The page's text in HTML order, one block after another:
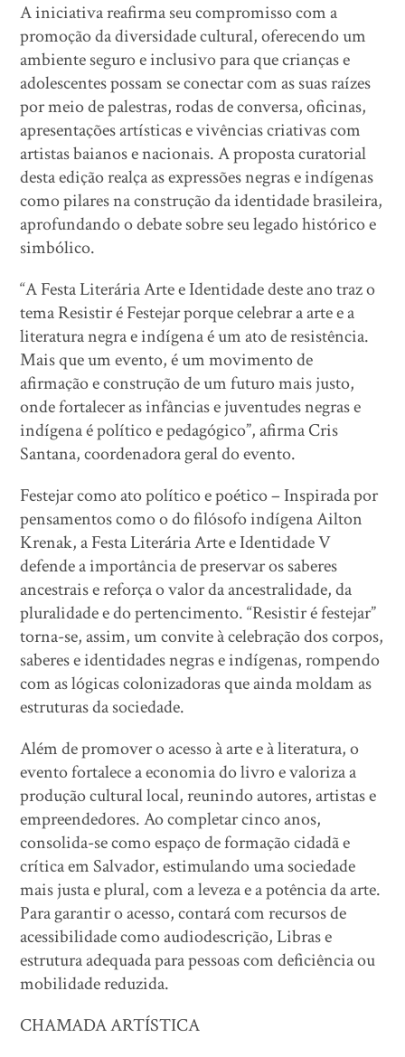
A iniciativa reafirma seu compromisso com a
promoção da diversidade cultural, oferecendo um
ambiente seguro e inclusivo para que crianças e
adolescentes possam se conectar com as suas raízes
por meio de palestras, rodas de conversa, oficinas,
apresentações artísticas e vivências criativas com
artistas baianos e nacionais. A proposta curatorial
desta edição realça as expressões negras e indígenas
como pilares na construção da identidade brasileira,
aprofundando o debate sobre seu legado histórico e
simbólico.
“A Festa Literária Arte e Identidade deste ano traz o
tema Resistir é Festejar porque celebrar a arte e a
literatura negra e indígena é um ato de resistência.
Mais que um evento, é um movimento de
afirmação e construção de um futuro mais justo,
onde fortalecer as infâncias e juventudes negras e
indígena é político e pedagógico”, afirma Cris
Santana, coordenadora geral do evento.
Festejar como ato político e poético – Inspirada por
pensamentos como o do filósofo indígena Ailton
Krenak, a Festa Literária Arte e Identidade V
defende a importância de preservar os saberes
ancestrais e reforça o valor da ancestralidade, da
pluralidade e do pertencimento. “Resistir é festejar”
torna-se, assim, um convite à celebração dos corpos,
saberes e identidades negras e indígenas, rompendo
com as lógicas colonizadoras que ainda moldam as
estruturas da sociedade.
Além de promover o acesso à arte e à literatura, o
evento fortalece a economia do livro e valoriza a
produção cultural local, reunindo autores, artistas e
empreendedores. Ao completar cinco anos,
consolida-se como espaço de formação cidadã e
crítica em Salvador, estimulando uma sociedade
mais justa e plural, com a leveza e a potência da arte.
Para garantir o acesso, contará com recursos de
acessibilidade como audiodescrição, Libras e
estrutura adequada para pessoas com deficiência ou
mobilidade reduzida.
CHAMADA ARTÍSTICA